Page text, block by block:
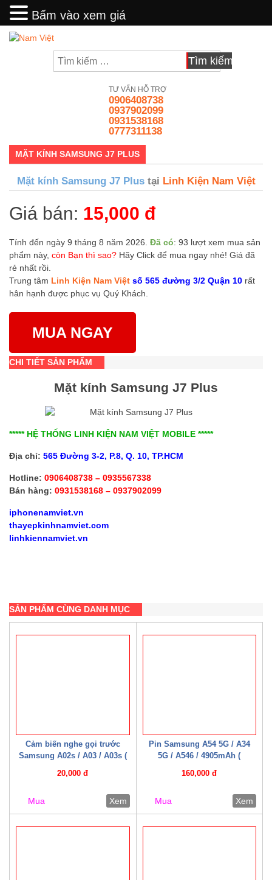
Skip
TƯ VẤN HỖ TRỢ
0906408738
0937902099
0931538168
0777311138
MẶT KÍNH SAMSUNG J7 PLUS
Mặt kính Samsung J7 Plustại Linh Kiện Nam Việt
Giá bán: 15,000 đ
Tính đến ngày 9 tháng 8 năm 2026. Đã có: 93 lượt xem mua sản
phẩm này, còn Bạn thì sao? Hãy Click để mua ngay nhé! Giá đã
rẻ nhất rồi.
Trung tâm Linh Kiện Nam Việt số 565 đường 3/2 Quận 10 rất
hân hạnh được phục vụ Quý Khách.
MUA NGAY
CHI TIẾT SẢN PHẨM
Mặt kính Samsung J7 Plus
***** HỆ THỐNG LINH KIỆN NAM VIỆT MOBILE *****
Địa chỉ: 565 Đường 3-2, P.8, Q. 10, TP.HCM
Hotline: 0906408738 – 0935567338
Bán hàng: 0931538168 – 0937902099
iphonenamviet.vn
thayepkinhnamviet.com
linhkiennamviet.vn
SẢN PHẨM CÙNG DANH MỤC
Cảm biến nghe gọi trước
Samsung A02s / A03 / A03s (
20,000 đ
Mua Xem
Pin Samsung A54 5G / A34
5G / A546 / 4905mAh (
160,000 đ
Mua Xem
Bấm vào xem giá
Bấm vào xem giá